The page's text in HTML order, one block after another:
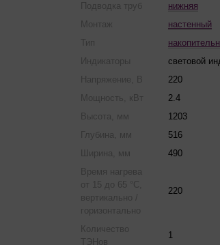
Подводка труб
нижняя
Монтаж
настенный
Тип
Индикаторы
световой
Напряжение, В
220
Мощность, кВт
2.4
Высота, мм
1203
Глубина, мм
516
Ширина, мм
490
Время нагрева
от 15 до 65 °С,
вертикально /
горизонтально
220
Количество
ТЭНов
1